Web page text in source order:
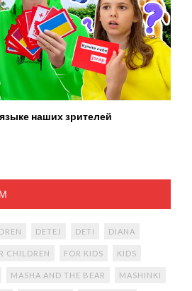
наших зрителей
DETEJ DETI DIANA
CHILDREN FOR KIDS KIDS
MASHA AND THE BEAR MASHINKI